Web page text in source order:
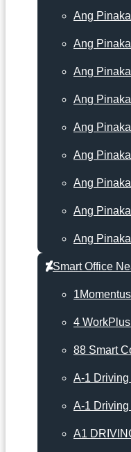
Ang
Ang
Ang
Ang
Ang
Ang
Ang
Ang
Ang
Smart Office
1Momentus
4
88 Smart
A-1
A-1
A1